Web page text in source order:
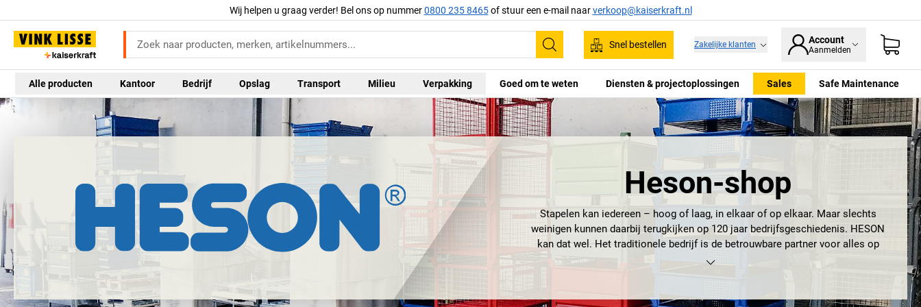
Wij helpen u graag verder! Bel ons op nummer0800 235 8465of stuur een e-mail naarverkoop@kaiserkraft.nl
Zoeken
Snel bestellen Zakelijke klanten Account
Aanmelden
Alle producten Kantoor Bedrijf Opslag Transport Milieu Verpakking Goed om te weten Diensten & projectoplossingen Sales Safe Maintenance
Heson-shop
Stapelen kan iedereen – hoog of laag, in elkaar of op elkaar. Maar slechts
weinigen kunnen daarbij terugkijken op 120 jaar bedrijfsgeschiedenis. HESON
kan dat wel. Het traditionele bedrijf is de betrouwbare partner voor alles op
het gebied van professioneel stapelen. Ontdek bijvoorbeeld de stevige
van plaatstaal met sleeplatten. Of de
stapelbakken. En natuurlijk niet te vergeten de stapelbakken met dichte